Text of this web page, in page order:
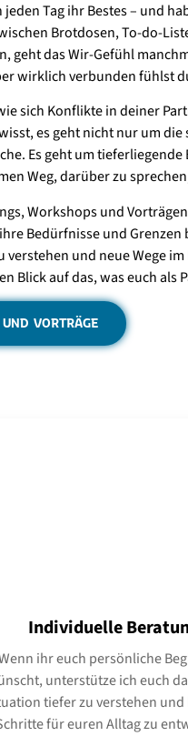
jeden Tag ihr Bestes – und
Brotdosen, To-do-
geht das Wir-Gefühl
wirklich verbunden fühlst
sich Konflikte in deiner
es geht nicht nur um
Es geht um
Weg, darüber zu
Workshops und
Bedürfnisse und
verstehen und neue Wege
Blick auf das, was euch als
VORTRÄGE
Individuelle
ihr euch persönliche
unterstütze ich euch
tiefer zu verstehen
für euren Alltag zu